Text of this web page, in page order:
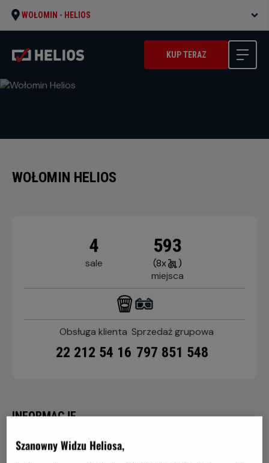
WOŁOMIN - HELIOS
KUP TERAZ
WOŁOMIN HELIOS
4
sale
593
(8x
)
miejsca
Obsługa klienta
22 212 54 16
Sprzedaż grupowa
797 851 548
INFORMACJE
Kino Helios zlokalizowane jest w Galerii Wołomin.
Szanowny Widzu Heliosa,